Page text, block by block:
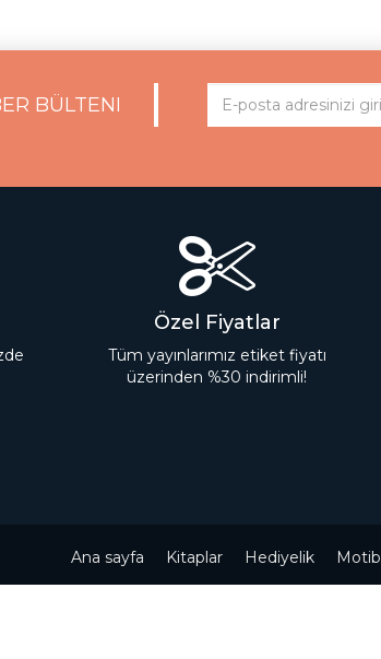
BÜLTENI
Özel Fiyatlar
Tüm yayınlarımız etiket fiyatı
üzerinden %30 indirimli!
Ana sayfa Kitaplar Hediyelik